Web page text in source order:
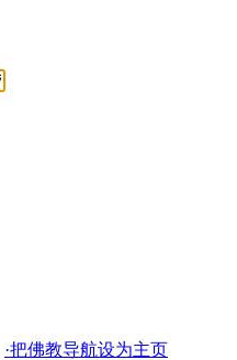
·把佛教导航设为主页